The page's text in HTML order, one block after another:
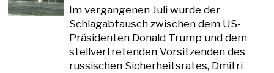
Im vergangenen Juli wurde der
Schlagabtausch zwischen dem US-
Präsidenten Donald Trump und dem
stellvertretenden Vorsitzenden des
russischen Sicherheitsrates, Dmitri